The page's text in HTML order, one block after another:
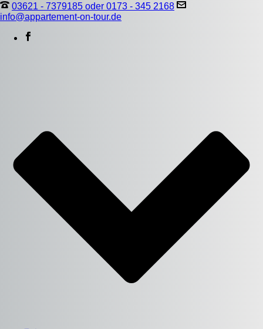
03621 - 7379185 oder 0173 - 345 2168
info@appartement-on-tour.de